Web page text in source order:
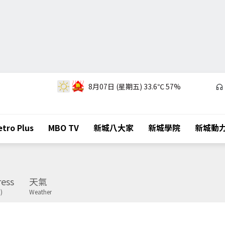
8月07日 (星期五) 33.6℃57%
Plus MBO TV 新城八大家 新城學院 新城動
天氣
Weather